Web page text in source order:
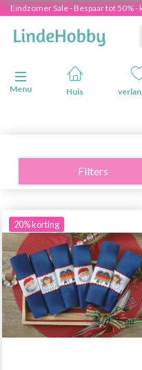
Eindzomer Sale - Bespaar tot 50% -
Navigatie in-/uitschakelen
Menu
Huis
Filters
20% korting